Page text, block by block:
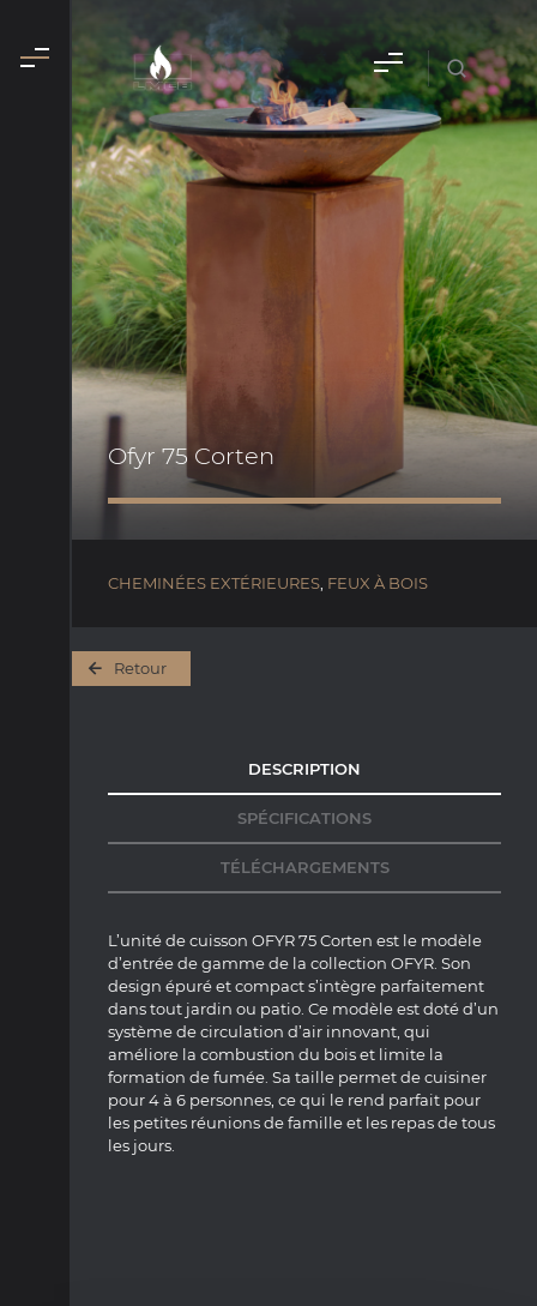
Ofyr 75 Corten
CHEMINÉES EXTÉRIEURES FEUX À BOIS
Retour
DESCRIPTION
SPÉCIFICATIONS
TÉLÉCHARGEMENTS
L’unité de cuisson OFYR 75 Corten est le modèle
d’entrée de gamme de la collection OFYR. Son
design épuré et compact s’intègre parfaitement
dans tout jardin ou patio. Ce modèle est doté d’un
système de circulation d’air innovant, qui
améliore la combustion du bois et limite la
formation de fumée. Sa taille permet de cuisiner
pour 4 à 6 personnes, ce qui le rend parfait pour
les petites réunions de famille et les repas de tous
les jours.